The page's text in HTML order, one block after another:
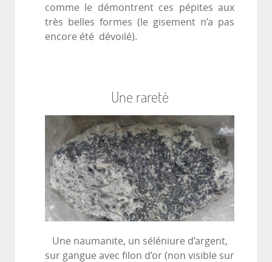
comme le démontrent ces pépites aux
très belles formes (le gisement n’a pas
encore été dévoilé).
Une rareté
Une naumanite, un séléniure d’argent,
sur gangue avec filon d’or (non visible sur